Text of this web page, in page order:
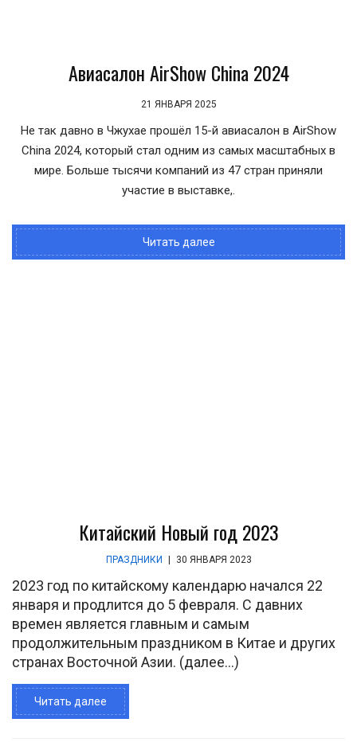
Авиасалон AirShow China 2024
21 ЯНВАРЯ 2025
Не так давно в Чжухае прошёл 15-й авиасалон в AirShow
China 2024, который стал одним из самых масштабных в
мире. Больше тысячи компаний из 47 стран приняли
участие в выставке,.
Читать далее
Китайский Новый год 2023
ПРАЗДНИКИ | 30 ЯНВАРЯ 2023
2023 год по китайскому календарю начался 22
января и продлится до 5 февраля. С давних
времен является главным и самым
продолжительным праздником в Китае и других
странах Восточной Азии. (далее…)
Читать далее